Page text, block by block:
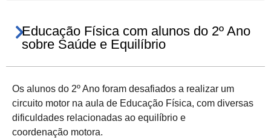
Educação Física com alunos do 2º Ano
sobre Saúde e Equilíbrio
Os alunos do 2º Ano foram desafiados a realizar um
circuito motor na aula de Educação Física, com diversas
dificuldades relacionadas ao equilíbrio e
coordenação motora.